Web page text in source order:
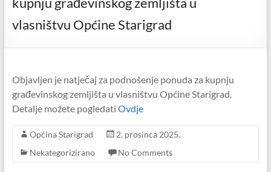
vlasništvu Općine Starigrad
Objavljen je natječaj za podnošenje ponuda za kupnju
građevinskog zemljišta u vlasništvu Općine Starigrad.
Detalje možete pogledati Ovdje
Općina Starigrad
2. prosinca 2025.
Nekategorizirano
No Comments